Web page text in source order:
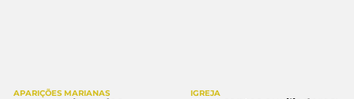
APARIÇÕES MARIANAS IGREJA